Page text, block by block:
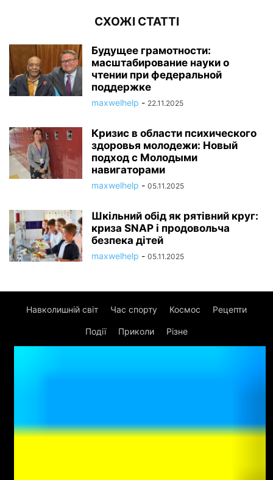
СХОЖІ СТАТТІ
Будущее грамотности:
масштабирование науки о
чтении при федеральной
поддержке
maxwelhelp - 22.11.2025
Кризис в области психического
здоровья молодежи: Новый
подход с Молодыми
навигаторами
maxwelhelp - 05.11.2025
Шкільний обід як рятівний круг:
криза SNAP і продовольча
безпека дітей
maxwelhelp - 05.11.2025
Навколишній світ Час спорту Космос Рецепти
Події Приколи Різне